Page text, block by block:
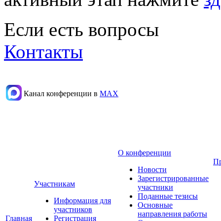
Если есть вопросы
Контакты
Канал конференции в МАХ
Главная
Участникам
Информация для
участников
Регистрация
О конференции
Новости
Зарегистрированные
участники
Поданные тезисы
Основные
направления работы